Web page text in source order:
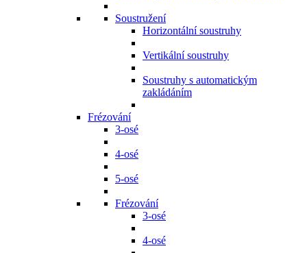
Soustružení
Horizontální soustruhy
Vertikální soustruhy
Soustruhy s automatickým
zakládáním
Frézování
3-osé
4-osé
5-osé
Frézování
3-osé
4-osé